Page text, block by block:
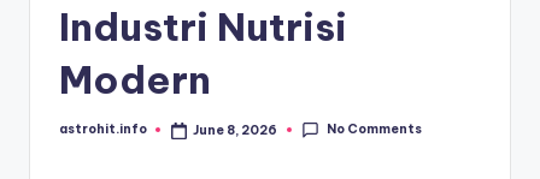
Industri Nutrisi
Modern
Posted
astrohit.info June 8, 2026 No Comments